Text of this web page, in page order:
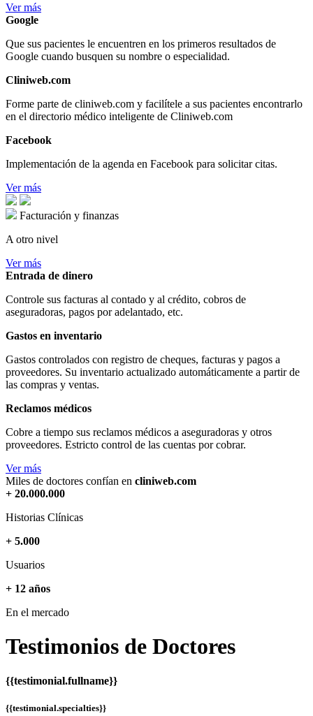
Ver más
Google
Que sus pacientes le encuentren en los primeros resultados de
Google cuando busquen su nombre o especialidad.
Cliniweb.com
Forme parte de cliniweb.com y facilítele a sus pacientes encontrarlo
en el directorio médico inteligente de Cliniweb.com
Facebook
Implementación de la agenda en Facebook para solicitar citas.
Ver más
Facturación y finanzas
A otro nivel
Ver más
Entrada de dinero
Controle sus facturas al contado y al crédito, cobros de
aseguradoras, pagos por adelantado, etc.
Gastos en inventario
Gastos controlados con registro de cheques, facturas y pagos a
proveedores. Su inventario actualizado automáticamente a partir de
las compras y ventas.
Reclamos médicos
Cobre a tiempo sus reclamos médicos a aseguradoras y otros
proveedores. Estricto control de las cuentas por cobrar.
Ver más
Miles de doctores confían en cliniweb.com
+ 20.000.000
Historias Clínicas
+ 5.000
Usuarios
+ 12 años
En el mercado
Testimonios de Doctores
{{testimonial.fullname}}
{{testimonial.specialties}}